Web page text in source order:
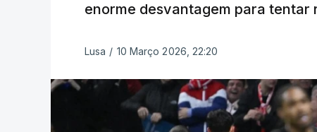
enorme desvantagem para tentar
Lusa / 10 Março 2026, 22:20